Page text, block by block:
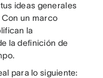
ideas generales
un marco
la
la definición de
para lo siguiente: